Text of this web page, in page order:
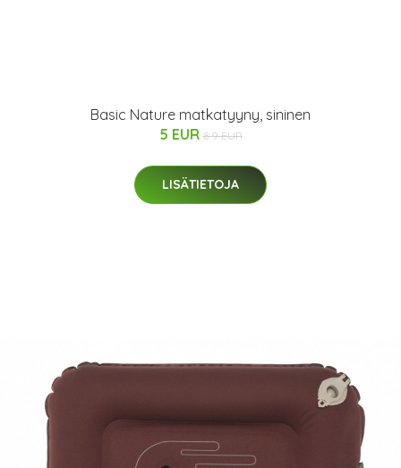
Basic Nature matkatyyny, sininen
5 EUR 8.9 EUR
LISÄTIETOJA